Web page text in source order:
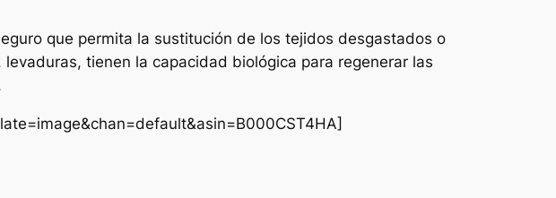
que permita la sustitución de los tejidos desgastados o
tienen la capacidad biológica para regenerar las